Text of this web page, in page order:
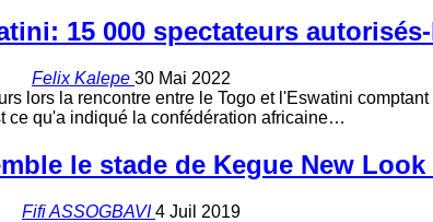
15 000 spectateurs
Felix Kalepe 30 Mai 2022
lors la rencontre entre le Togo et l'Eswatini
ce qu'a indiqué la confédération africaine…
le stade de Kegue New Look
Fifi ASSOGBAVI4 Juil 2019